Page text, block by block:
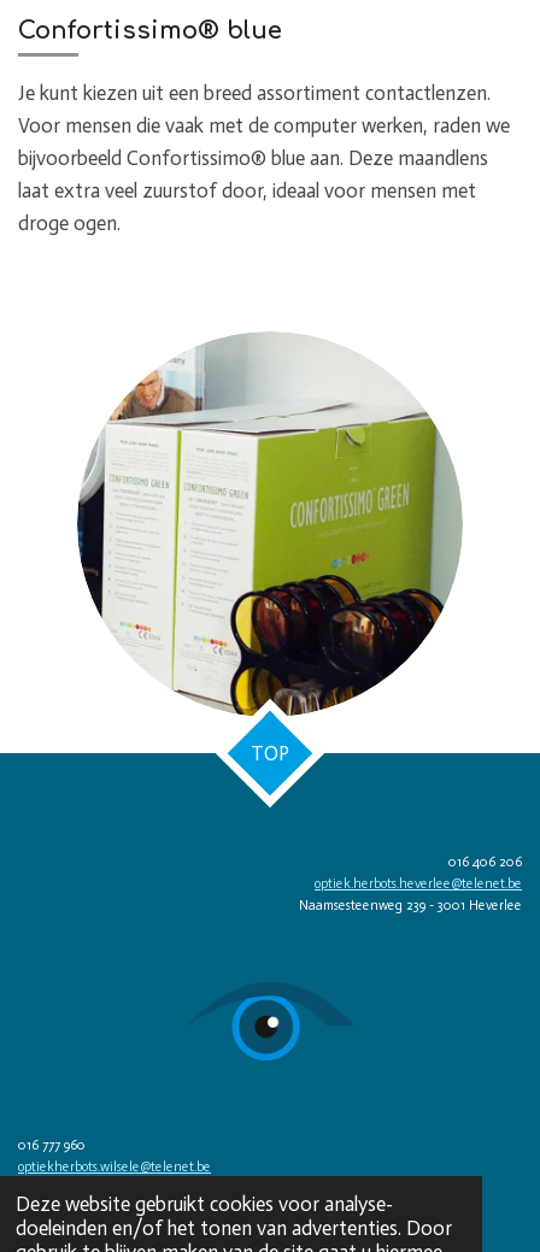
Deze website gebruikt cookies voor analyse-
doeleinden en/of het tonen van advertenties. Door
Confortissimo® blue
Je kunt kiezen uit een breed assortiment contactlenzen.
Voor mensen die vaak met de computer werken, raden we
bijvoorbeeld Confortissimo® blue aan. Deze maandlens
laat extra veel zuurstof door, ideaal voor mensen met
droge ogen.
TOP
016 406 206
optiek.herbots.heverlee@telenet.be
Naamsesteenweg 239 - 3001 Heverlee
016 777 960
optiekherbots.wilsele@telenet.be
© 2023 - 2026 Optiek Herbots
Powered byJouwWeb